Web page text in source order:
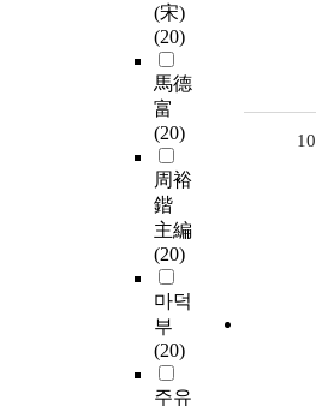
(宋)
(20)
馬德
富
(20)
周裕
鍇
主編
(20)
마덕
부
(20)
주유
10